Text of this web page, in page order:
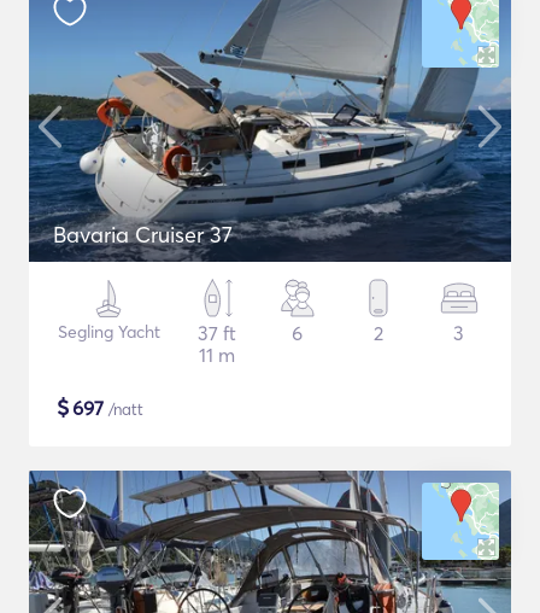
Bavaria Cruiser 37
Segling Yacht
37 ft
11 m
6 2 3
$697 /natt